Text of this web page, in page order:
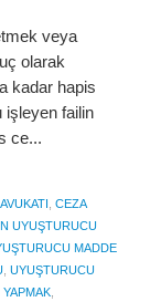
veya
olarak
kadar hapis
işleyen failin
ce...
CEZA
UYUŞTURUCU
MADDE
UYUŞTURUCU